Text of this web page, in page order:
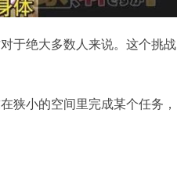
于绝大多数人来说。这个挑战
狭小的空间里完成某个任务，